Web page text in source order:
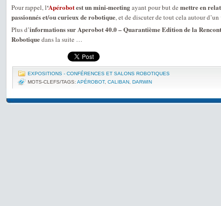
Pour rappel, l‘Apérobotest un mini-meetingayant pour but de mettre en
passionnés et/ou curieux de robotique, et de discuter de tout cela autour d’un
Plus d’informations sur Aperobot 40.0 – Quarantième Edition de la
Robotiquedans la suite …
EXPOSITIONS - CONFÉRENCES ET SALONS ROBOTIQUES
MOTS-CLEFS/TAGS: APÉROBOT, CALIBAN DARWIN